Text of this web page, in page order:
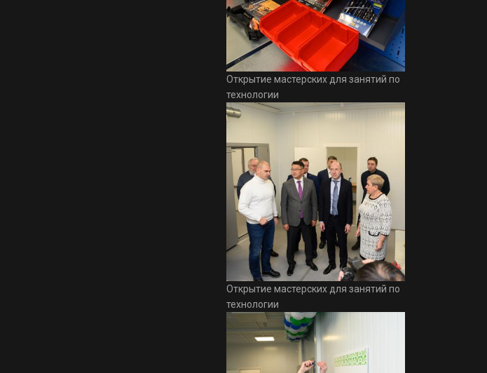
Открытие мастерских для занятий по
технологии
Открытие мастерских для занятий по
технологии